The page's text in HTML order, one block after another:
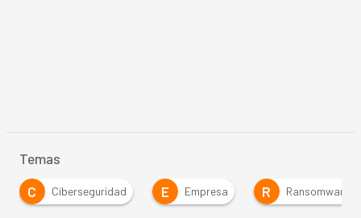
Temas
C
Ciberseguridad E Empresa R Ransomware